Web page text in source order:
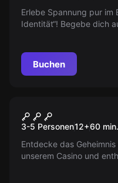
Erlebe Spannung pur im
Identität“! Begebe dich
Junkies und Detektiv-
Buchen
Neu
Mord im
3-5 Personen12+60 min.
Entdecke das
unserem Casino und